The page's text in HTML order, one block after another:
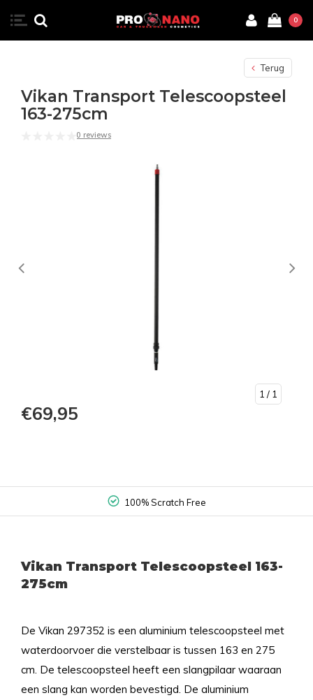
0
Terug
Vikan Transport Telescoopsteel
163-275cm
0 reviews
1 / 1
€69,95
100% Scratch Free
Vikan Transport Telescoopsteel 163-
275cm
De Vikan 297352 is een aluminium telescoopsteel met
waterdoorvoer die verstelbaar is tussen 163 en 275
cm. De telescoopsteel heeft een slangpilaar waaraan
een slang kan worden bevestigd. De aluminium